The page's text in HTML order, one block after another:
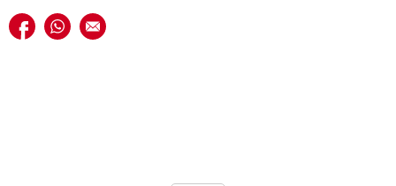
Udostępnij na facebook
Udostępnij na whatsapp
E-mail do przyjaciela